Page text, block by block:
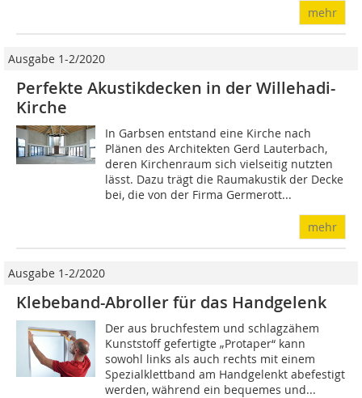
mehr
Ausgabe 1-2/2020
Perfekte Akustikdecken in der Willehadi-
Kirche
In Garbsen entstand eine Kirche nach
Plänen des Architekten Gerd Lauterbach,
deren Kirchenraum sich vielseitig nutzten
lässt. Dazu trägt die Raumakustik der Decke
bei, die von der Firma Germerott...
mehr
Ausgabe 1-2/2020
Klebeband-Abroller für das Handgelenk
Der aus bruchfestem und schlagzähem
Kunststoff gefertigte „Protaper“ kann
sowohl links als auch rechts mit einem
Spezialklettband am Handgelenkt abefestigt
werden, während ein bequemes und...